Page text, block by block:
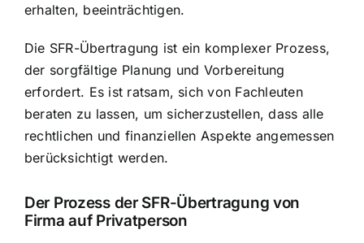
erhalten, beeinträchtigen.
Die SFR-Übertragung ist ein komplexer Prozess,
der sorgfältige Planung und Vorbereitung
erfordert. Es ist ratsam, sich von Fachleuten
beraten zu lassen, um sicherzustellen, dass alle
rechtlichen und finanziellen Aspekte angemessen
berücksichtigt werden.
Der Prozess der SFR-Übertragung von
Firma auf Privatperson